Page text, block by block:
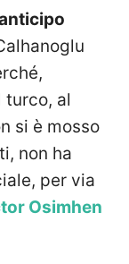
turco, al
si è mosso
non ha
per via
Osimhen